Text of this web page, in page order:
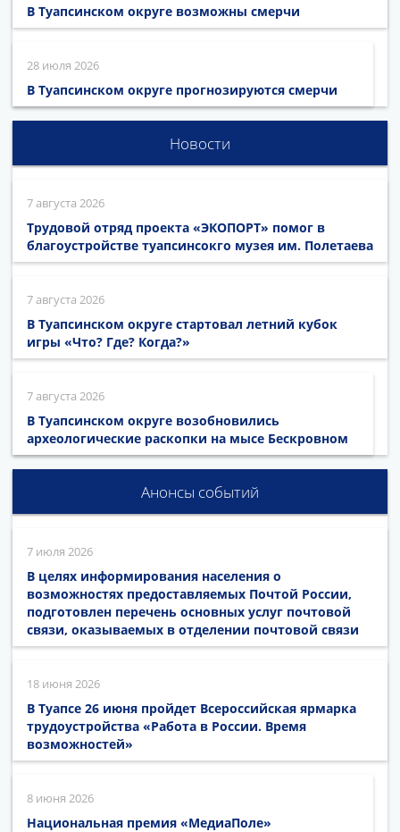
В Туапсинском округе возможны смерчи
28 июля 2026
В Туапсинском округе прогнозируются смерчи
Новости
7 августа 2026
Трудовой отряд проекта «ЭКОПОРТ» помог в
благоустройстве туапсинсокго музея им. Полетаева
7 августа 2026
В Туапсинском округе стартовал летний кубок
игры «Что? Где? Когда?»
7 августа 2026
В Туапсинском округе возобновились
археологические раскопки на мысе Бескровном
Анонсы событий
7 июля 2026
В целях информирования населения о
возможностях предоставляемых Почтой России,
подготовлен перечень основных услуг почтовой
связи, оказываемых в отделении почтовой связи
18 июня 2026
В Туапсе 26 июня пройдет Всероссийская ярмарка
трудоустройства «Работа в России. Время
возможностей»
8 июня 2026
Национальная премия «МедиаПоле»